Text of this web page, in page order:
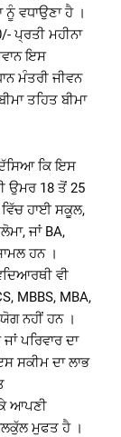
ਵਧਾਉਣਾ ਹੈ ।
ਪ੍ਰਤੀ ਮਹੀਨਾ
ਇਸ
ਮੰਤਰੀ ਜੀਵਨ
ਤਹਿਤ ਬੀਮਾ
ਕਿ ਇਸ
ਉਮਰ 18 ਤੋਂ 25
ਵਿੱਚ ਹਾਈ ਸਕੂਲ,
ਜਾਂ BA,
ਹਨ ।
ਵੀ
MBBS, MBA,
ਨਹੀਂ ਹਨ ।
ਪਰਿਵਾਰ ਦਾ
ਸਕੀਮ ਦਾ ਲਾਭ
ਕੇ ਆਪਣੀ
ਮੁਫਤ ਹੈ ।